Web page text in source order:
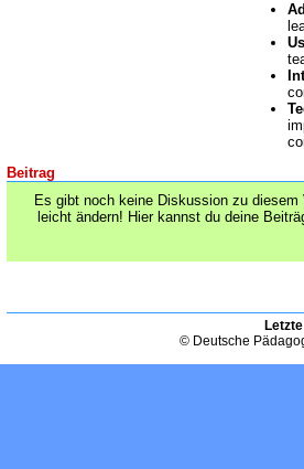
Beitrag
Es gibt noch keine Diskussion zu
leicht ändern! Hier kannst du deine
© Deutsche